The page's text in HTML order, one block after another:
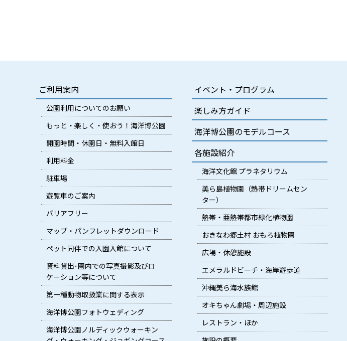
ご利用案内
公園利用についてのお願い
もっと・楽しく・使おう！海洋博公園
開園時間・休園日・無料入館日
利用料金
駐車場
遊覧車のご案内
バリアフリー
マップ・パンフレットダウンロード
ペット同伴での入園入館について
資料貸出･園内での写真撮影及びロ
ケーション等について
第一種動物取扱業に関する表示
海洋博公園フォトウェディング
海洋博公園ノルディックウォーキン
イベント・プログラム
楽しみ方ガイド
海洋博公園のモデルコース
各施設紹介
海洋文化館 プラネタリウム
美ら島植物園（熱帯ドリームセン
ター）
熱帯・亜熱帯都市緑化植物園
おきなわ郷土村 おもろ植物園
広場・休憩施設
エメラルドビーチ・海岸遊歩道
沖縄美ら海水族館
オキちゃん劇場・周辺施設
レストラン・ほか